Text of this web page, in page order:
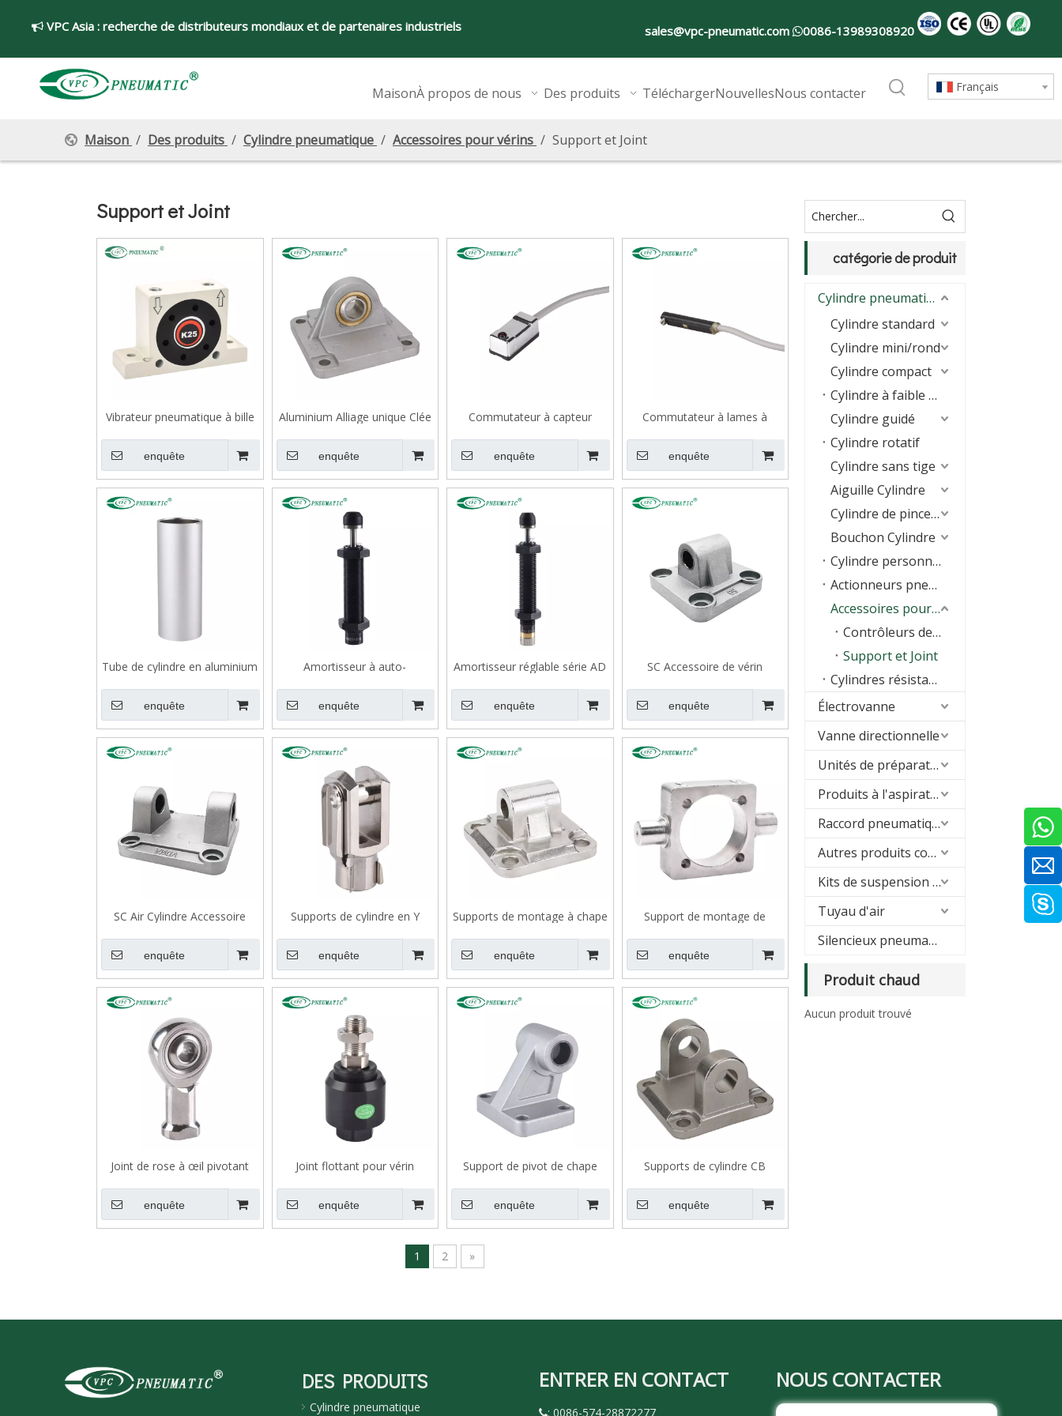
 VPC Asia : recherche de distributeurs mondiaux et de partenaires industriels sales@vpc-pneumatic.com 0086-13989308920
MaisonÀ propos de nous Des produits TéléchargerNouvellesNous contacter Français
Maison / Des produits / Cylindre pneumatique / Accessoires pour vérins / Support et Joint
Support et Joint
Vibrateur pneumatique à bille
enquête
Aluminium Alliage unique Clée
cylindre pneumatique Si
enquête
Commutateur à capteur
série CS1-U
enquête
Commutateur à lames à
CS1-G
enquête
Tube de cylindre en aluminium
enquête
Amortisseur à auto-
enquête
Amortisseur réglable série AD
enquête
SC Accessoire de vérin
CA
enquête
SC Air Cylindre Accessoire
enquête
Supports de cylindre en Y
enquête
Supports de montage à chape
acier inoxydable pour cylindre
pneumatique
enquête
Support de montage de
inoxydable TC pour cylindre
pneumatique SI
enquête
Joint de rose à œil pivotant
enquête
Joint flottant pour vérin
enquête
Support de pivot de chape
DNC/SI série CR
enquête
Supports de cylindre CB
enquête
1 2 »
catégorie de produit
Cylindre pneumatique
Cylindre standard
Cylindre mini/rond
Cylindre compact
Cylindre à faible frottement
Cylindre guidé
Cylindre rotatif
Cylindre sans tige
Aiguille Cylindre
Cylindre de pince à air
Bouchon Cylindre
Cylindre personnalisé spécial
Actionneurs pneumatiques
Accessoires pour vérins
Contrôleurs de vitesse
Support et Joint
Cylindres résistants aux basses températures
Électrovanne
Vanne directionnelle
Unités de préparation d'air (FRL)
Produits à l'aspirateur
Raccord pneumatique
Autres produits connexes
Kits de suspension pneumatique
Tuyau d'air
Silencieux pneumatique
Produit chaud
Aucun produit trouvé
DES PRODUITS
Cylindre pneumatique
ENTRER EN CONTACT
: 0086-574-28872277
NOUS CONTACTER